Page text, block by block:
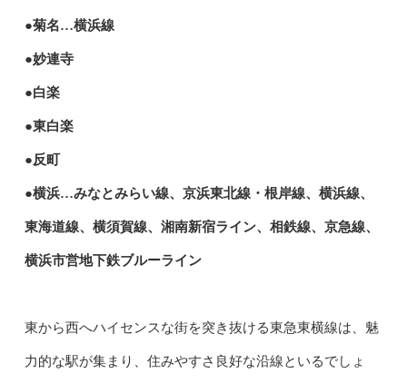
●菊名…横浜線
●妙連寺
●白楽
●東白楽
●反町
●横浜…みなとみらい線、京浜東北線・根岸線、横浜線、
東海道線、横須賀線、湘南新宿ライン、相鉄線、京急線、
横浜市営地下鉄ブルーライン
東から西へハイセンスな街を突き抜ける東急東横線は、魅
力的な駅が集まり、住みやすさ良好な沿線といるでしょ